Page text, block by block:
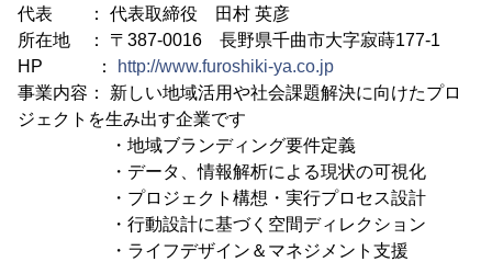
代表 ： 代表取締役 田村 英彦
所在地 ： 〒387-0016 長野県千曲市大字寂蒔177-1
HP ：
http://www.furoshiki-ya.co.jp
事業内容： 新しい地域活用や社会課題解決に向けたプロ
ジェクトを生み出す企業です
・地域ブランディング要件定義
・データ、情報解析による現状の可視化
・プロジェクト構想・実行プロセス設計
・行動設計に基づく空間ディレクション
・ライフデザイン＆マネジメント支援